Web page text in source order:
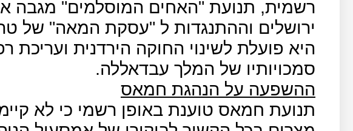
רשמית, תנועת "האחים המוסלמים" מגבה
ירושלים וההתנגדות ל "עסקת המאה" של
היא פועלת לשינוי החוקה הירדנית ועריכת
סמכויותיו של המלך עבדאללה.
ההשפעה על הנהגת חמאס
תנועת חמאס טוענת באופן רשמי כי לא